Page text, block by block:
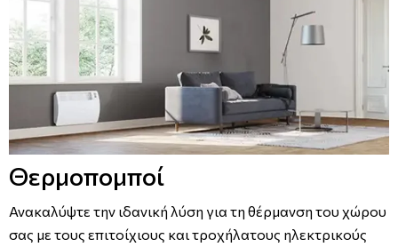
Θερμοπομποί
Ανακαλύψτε την ιδανική λύση για τη θέρμανση του χώρου
σας με τους επιτοίχιους και τροχήλατους ηλεκτρικούς